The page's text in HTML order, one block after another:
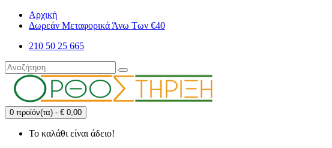
Αρχική
Δωρεάν Μεταφορικά Άνω Των €40
210 50 25 665
0 προϊόν(τα) - € 0,00
Το καλάθι είναι άδειο!